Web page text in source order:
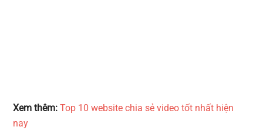
Xem thêm:Top 10 website chia sẻ video tốt nhất hiện
nay